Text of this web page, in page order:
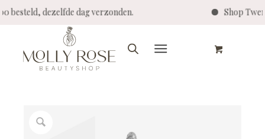
dezelfde dag verzonden. Shop Twenty